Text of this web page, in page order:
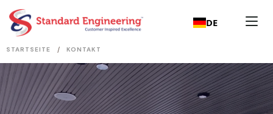
DE
STARTSEITE / KONTAKT